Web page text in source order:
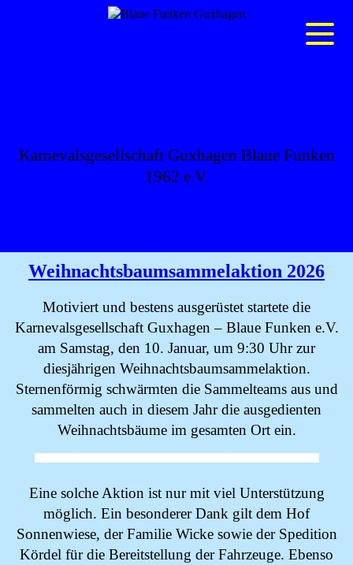
Karnevalsgesellschaft Guxhagen Blaue Funken
1962 e.V.
Weihnachtsbaumsammelaktion 2026
Motiviert und bestens ausgerüstet startete die
Karnevalsgesellschaft Guxhagen – Blaue Funken e.V.
am Samstag, den 10. Januar, um 9:30 Uhr zur
diesjährigen Weihnachtsbaumsammelaktion.
Sternenförmig schwärmten die Sammelteams aus und
sammelten auch in diesem Jahr die ausgedienten
Weihnachtsbäume im gesamten Ort ein.
Eine solche Aktion ist nur mit viel Unterstützung
möglich. Ein besonderer Dank gilt dem Hof
Sonnenwiese, der Familie Wicke sowie der Spedition
Kördel für die Bereitstellung der Fahrzeuge. Ebenso